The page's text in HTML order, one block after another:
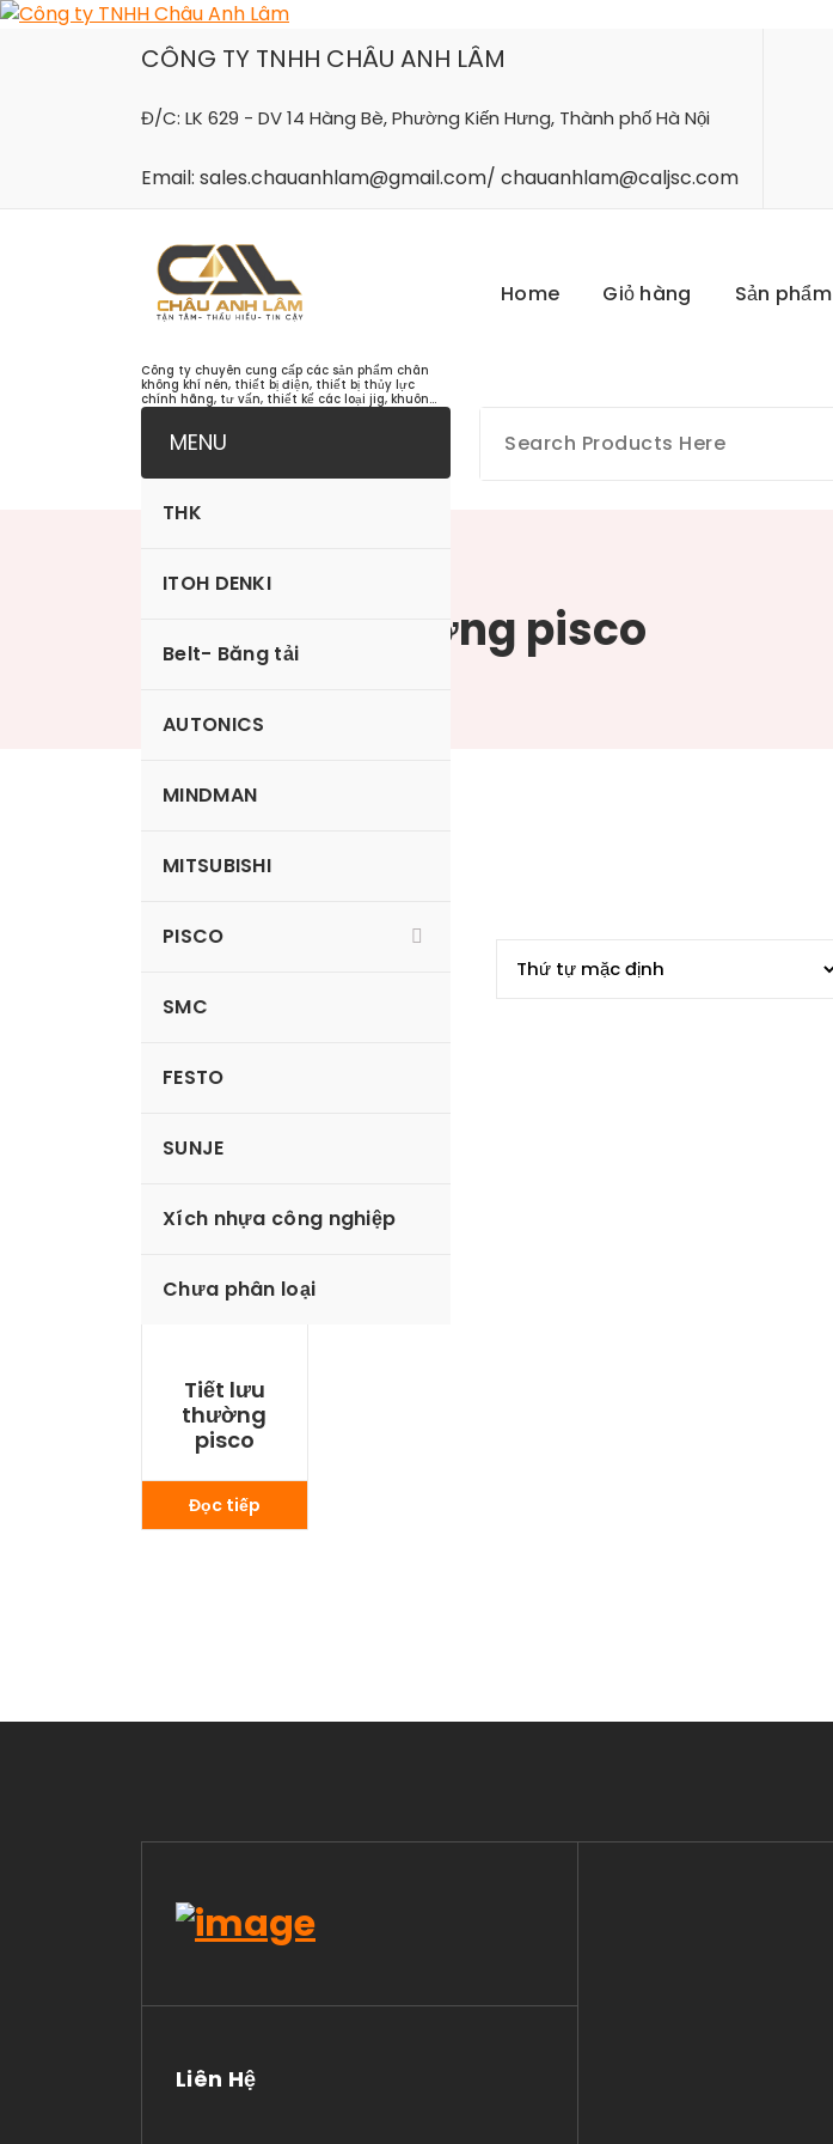
Skip
CÔNG TY TNHH CHÂU ANH LÂM
Đ/C: LK 629 - DV 14 Hàng Bè, Phường Kiến Hưng, Thành phố Hà Nội
Email: sales.chauanhlam@gmail.com/ chauanhlam@caljsc.com
Công ty chuyên cung cấp các sản phẩm chân
không khí nén, thiết bị điện, thiết bị thủy lực
chính hãng, tư vấn, thiết kế các loại jig, khuôn...
Home Giỏ hàng Sản phẩm
MENU
THK
ITOH DENKI
Belt- Băng tải
AUTONICS
MINDMAN
MITSUBISHI
PISCO
SMC
FESTO
SUNJE
Xích nhựa công nghiệp
Chưa phân loại
Tiết lưu thường pisco
JSC4-M5B
Tiết lưu
thường
pisco
Đọc tiếp
Liên Hệ